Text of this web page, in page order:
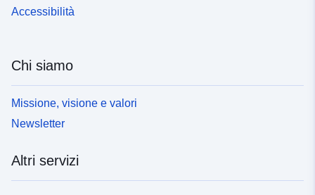
Accessibilità
Chi siamo
Missione, visione e valori
Newsletter
Altri servizi